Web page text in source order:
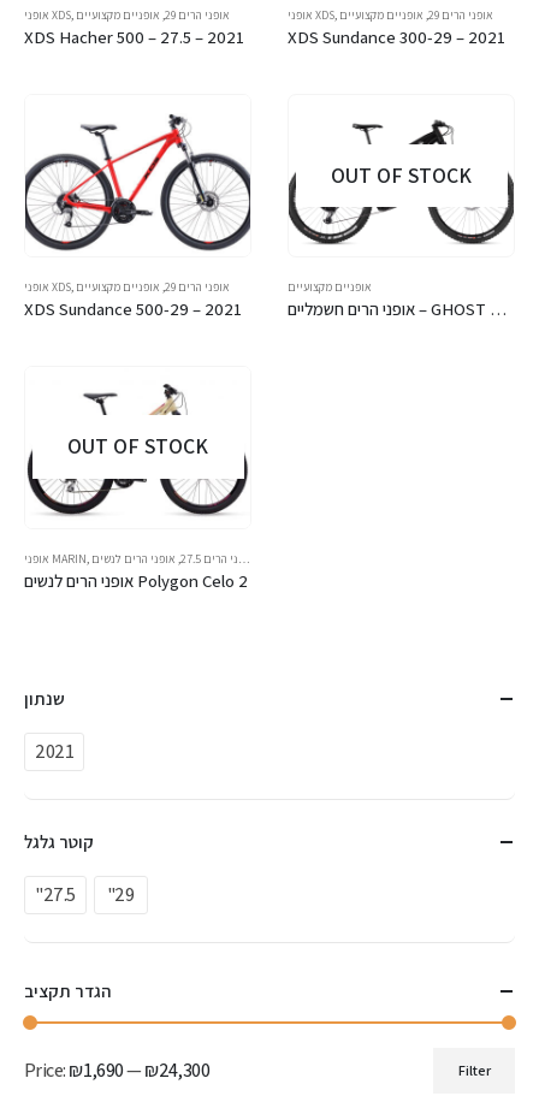
אופני XDS, אופני הרים 29 , אופניים מקצועיים
XDS Hacher 500 – 27.5 – 2021
אופני XDS, אופני הרים 29 , אופניים מקצועיים
XDS Sundance 300-29 – 2021
אופני XDS, אופני הרים 29 , אופניים מקצועיים
XDS Sundance 500-29 – 2021
OUT OF STOCK
אופניים מקצועיים
אופני הרים חשמליים – GHOST – HYBRIDE SLAMR X S3.7+ AL U
OUT OF STOCK
אופני MARIN, אופני הרים 27.5 , אופני הרים לנשים
אופני הרים לנשים Polygon Celo 2
שנתון
2021
קוטר גלגל
"27.5 "29
הגדר תקציב
Filter
Price:₪1,690—₪24,300